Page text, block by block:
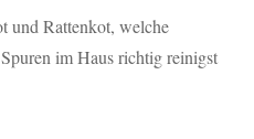
und Rattenkot, welche
im Haus richtig reinigst